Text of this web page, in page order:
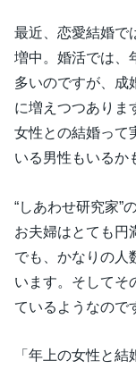
最近、恋愛結婚で
増中。婚活では、
多いのですが、成
に増えつつありま
女性との結婚って
いる男性もいるか
“しあわせ研究家”
お夫婦はとても円
でも、かなりの人
います。そしてそ
ているようなので
「年上の女性と